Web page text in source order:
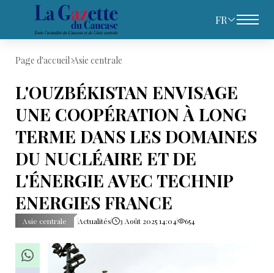
FR
Page d'accueil Asie centrale
L'OUZBÉKISTAN ENVISAGE
UNE COOPÉRATION À LONG
TERME DANS LES DOMAINES
DU NUCLÉAIRE ET DE
L'ÉNERGIE AVEC TECHNIP
ENERGIES FRANCE
Asie centrale Actualités 3 Août 2025 14:04 654